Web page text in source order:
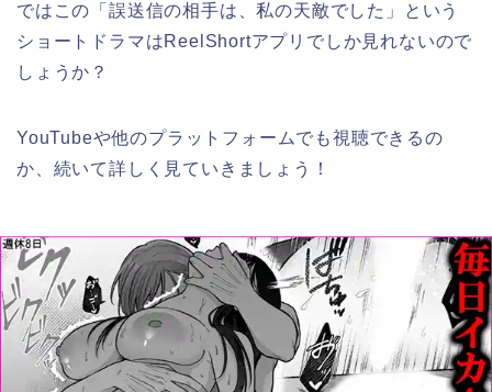
ではこの 「誤送信の相手は、私の天敵でした 」 と いう
ショートドラマはReelShortアプリでしか見れないので
しょうか？
YouTubeや他のプラットフォームでも視聴できるの
か、続いて詳しく見ていきましょう！